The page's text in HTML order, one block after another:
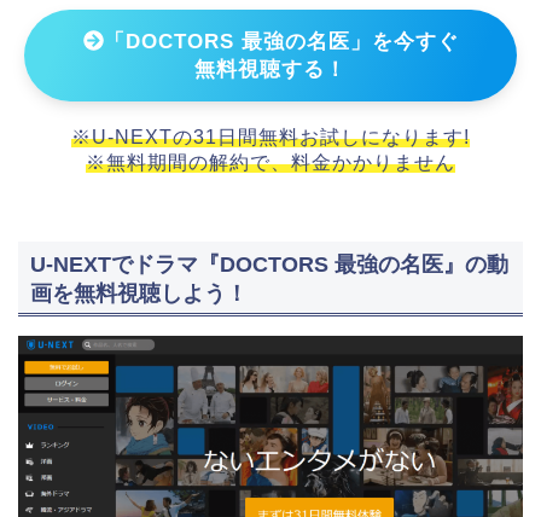
「DOCTORS 最強の名医」を今すぐ
無料視聴する！
※U-NEXTの31日間無料お試しになります!
※無料期間の解約で、料金かかりません
U-NEXTでドラマ『DOCTORS 最強の名医』の動
画を無料視聴しよう！